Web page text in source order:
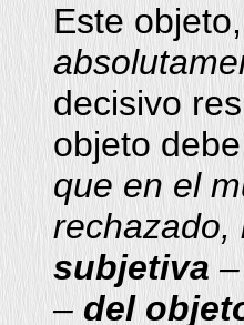
Este
decisivo
objeto
que en el
subjetiva
– del